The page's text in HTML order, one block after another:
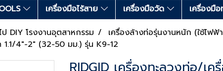
เครื่องมือไร้สาย เครื่องมือวัด เครื่องมื
DIY โรงงานอุตสาหกรรม
เครื่องล้างท่อรุ่นงานหนัก (ใช้ไฟ
1.1/4"-2" (32-50 มม.) รุ่น K9-12